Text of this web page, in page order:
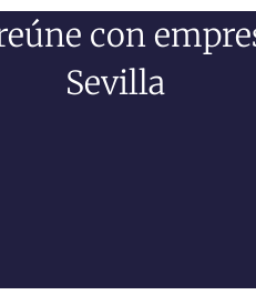
con
Sevilla